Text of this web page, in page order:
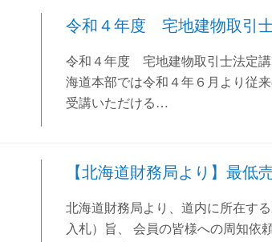
令和４年度 宅地建物取引
令和４年度 宅地建物取引士法定講
海道本部では令和４年６月より従
受講いただける…
【北海道財務局より】最低
北海道財務局より、道内に所在す
入札）旨、 会員の皆様への周知依